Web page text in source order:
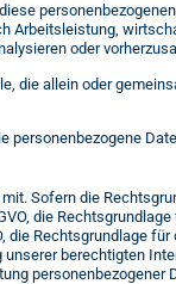
Arbeitsleistung,
oder
die allein oder
personenbezogene
Sofern die
die
Rechtsgrundlage
berechtigten
personenbezogener